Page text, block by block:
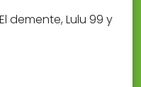
demente, Lulu 99 y